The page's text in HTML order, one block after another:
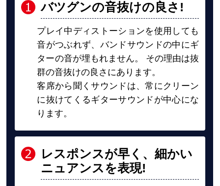
バツグンの音抜けの良さ !
プレイ中ディストーションを使用しても
音がつぶれず、バンドサウンドの中にギ
ターの音が埋もれません。 その理由は抜
群の音抜けの良さにあります。
客席から聞くサウンドは、常にクリーン
に抜けてくるギターサウンドが中心にな
ります。
レスポンスが早く、細かい
ニュアンスを表現!